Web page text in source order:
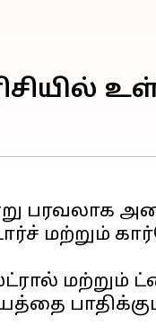
பரவலாக
மற்றும்
மற்றும்